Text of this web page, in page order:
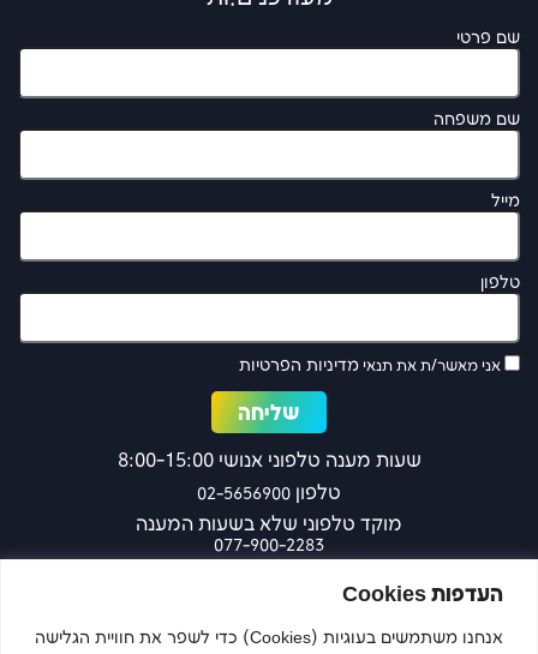
העדפות Cookies
אנחנו משתמשים בעוגיות (Cookies) כדי לשפר את חוויית הגלישה
שם פרטי
שם משפחה
מייל
טלפון
אני מאשר/ת את תנאי מדיניות הפרטיות
שעות מענה טלפוני אנושי 8:00-15:00
טלפון 02-5656900
מוקד טלפוני שלא בשעות המענה
077-900-2283